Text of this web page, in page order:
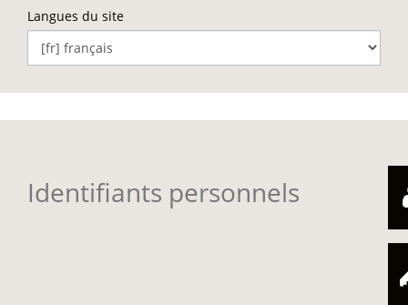
Langues du site
Identifiants personnels